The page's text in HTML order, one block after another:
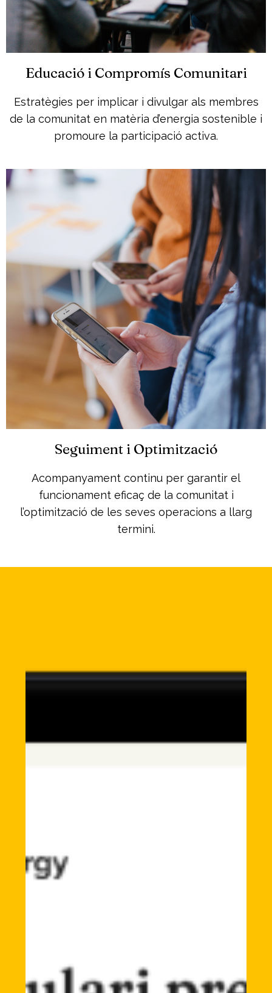
Educació i Compromís Comunitari
Estratègies per implicar i divulgar als membres
de la comunitat en matèria d’energia sostenible i
promoure la participació activa.
Seguiment i Optimització
Acompanyament continu per garantir el
funcionament eficaç de la comunitat i
l’optimització de les seves operacions a llarg
termini.